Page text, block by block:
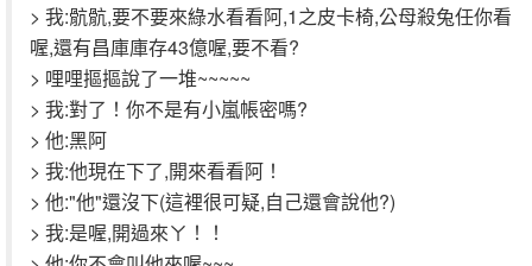
> 我:骯骯,要不要來綠水看看阿,1之皮卡椅,公母殺兔任你看
喔,還有昌庫庫存43億喔,要不看?
> 哩哩摳摳說了一堆~~~~~
> 我:對了！你不是有小嵐帳密嗎?
> 他:黑阿
> 我:他現在下了,開來看看阿！
> 他:"他"還沒下(這裡很可疑,自己還會說他?)
> 我:是喔,開過來ㄚ！！